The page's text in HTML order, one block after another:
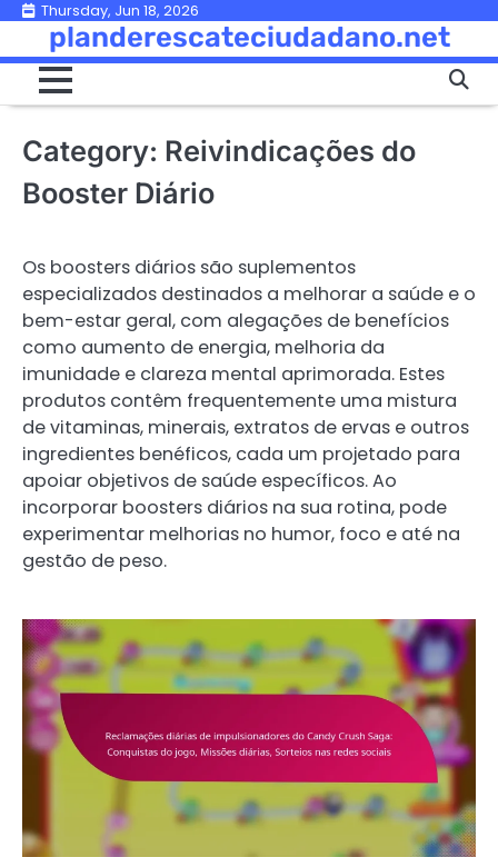
Skip
content
Thursday, Jun 18, 2026
planderescateciudadano.net
Category: Reivindicações do
Booster Diário
Os boosters diários são suplementos
especializados destinados a melhorar a saúde e o
bem-estar geral, com alegações de benefícios
como aumento de energia, melhoria da
imunidade e clareza mental aprimorada. Estes
produtos contêm frequentemente uma mistura
de vitaminas, minerais, extratos de ervas e outros
ingredientes benéficos, cada um projetado para
apoiar objetivos de saúde específicos. Ao
incorporar boosters diários na sua rotina, pode
experimentar melhorias no humor, foco e até na
gestão de peso.